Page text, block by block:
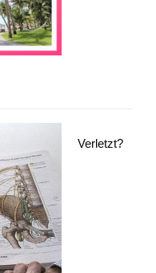
Verletzt?